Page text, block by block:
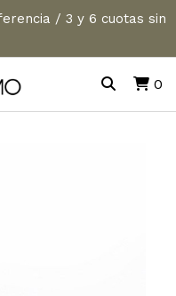
/ 3 y 6 cuotas sin
0